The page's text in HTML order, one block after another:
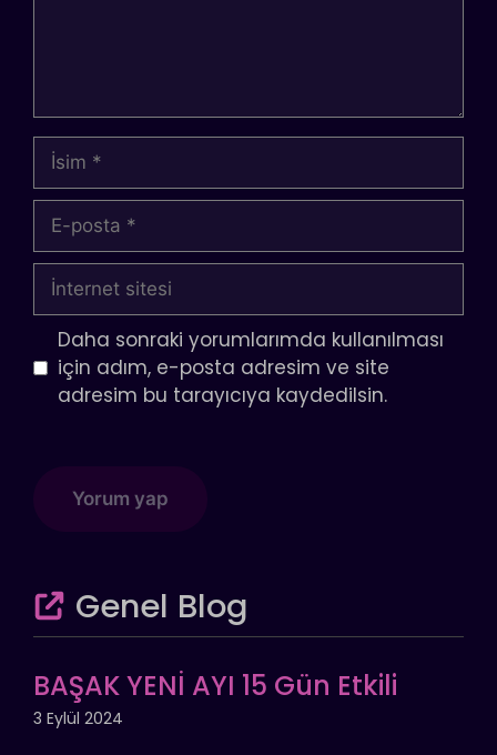
İsim
posta
İnternet
sitesi
Daha sonraki yorumlarımda kullanılması
için adım, e-posta adresim ve site
adresim bu tarayıcıya kaydedilsin.
Genel Blog
BAŞAK YENİ AYI 15 Gün Etkili
3 Eylül 2024